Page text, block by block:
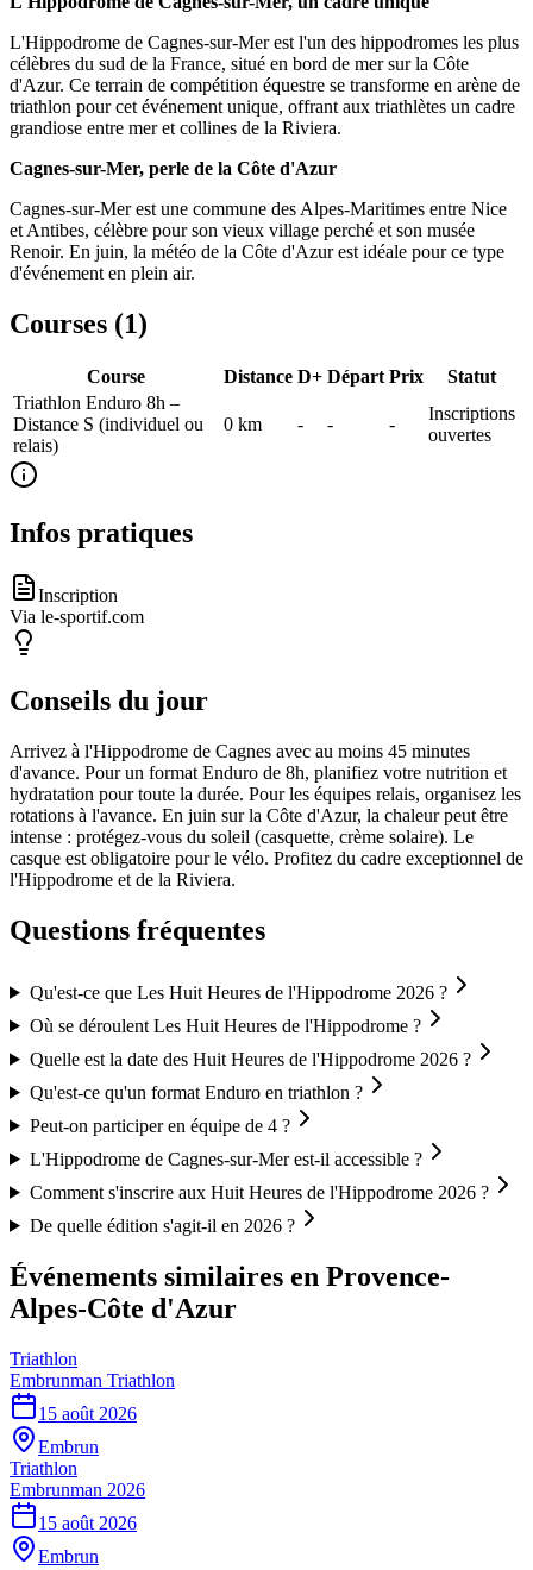
L'Hippodrome de Cagnes-sur-Mer est l'un des hippodromes les plus
célèbres du sud de la France, situé en bord de mer sur la Côte
d'Azur. Ce terrain de compétition équestre se transforme en arène de
triathlon pour cet événement unique, offrant aux triathlètes un cadre
grandiose entre mer et collines de la Riviera.
Cagnes-sur-Mer, perle de la Côte d'Azur
Cagnes-sur-Mer est une commune des Alpes-Maritimes entre Nice
et Antibes, célèbre pour son vieux village perché et son musée
Renoir. En juin, la météo de la Côte d'Azur est idéale pour ce type
d'événement en plein air.
Courses (1)
Course Distance D+ Départ Prix
Statut
Triathlon Enduro 8h –
Distance S (individuel ou
relais)
0 km - - -
Inscriptions
ouvertes
Infos pratiques
Inscription
Via le-sportif.com
Conseils du jour
Arrivez à l'Hippodrome de Cagnes avec au moins 45 minutes
d'avance. Pour un format Enduro de 8h, planifiez votre nutrition et
hydratation pour toute la durée. Pour les équipes relais, organisez les
rotations à l'avance. En juin sur la Côte d'Azur, la chaleur peut être
intense : protégez-vous du soleil (casquette, crème solaire). Le
casque est obligatoire pour le vélo. Profitez du cadre exceptionnel de
l'Hippodrome et de la Riviera.
Questions fréquentes
Qu'est-ce que Les Huit Heures de l'Hippodrome 2026 ?
Où se déroulent Les Huit Heures de l'Hippodrome ?
Quelle est la date des Huit Heures de l'Hippodrome 2026 ?
Qu'est-ce qu'un format Enduro en triathlon ?
Peut-on participer en équipe de 4 ?
L'Hippodrome de Cagnes-sur-Mer est-il accessible ?
Comment s'inscrire aux Huit Heures de l'Hippodrome 2026 ?
De quelle édition s'agit-il en 2026 ?
Événements similaires en Provence-
Alpes-Côte d'Azur
Triathlon
Embrunman Triathlon
15 août 2026
Embrun
Triathlon
Embrunman 2026
15 août 2026
Embrun